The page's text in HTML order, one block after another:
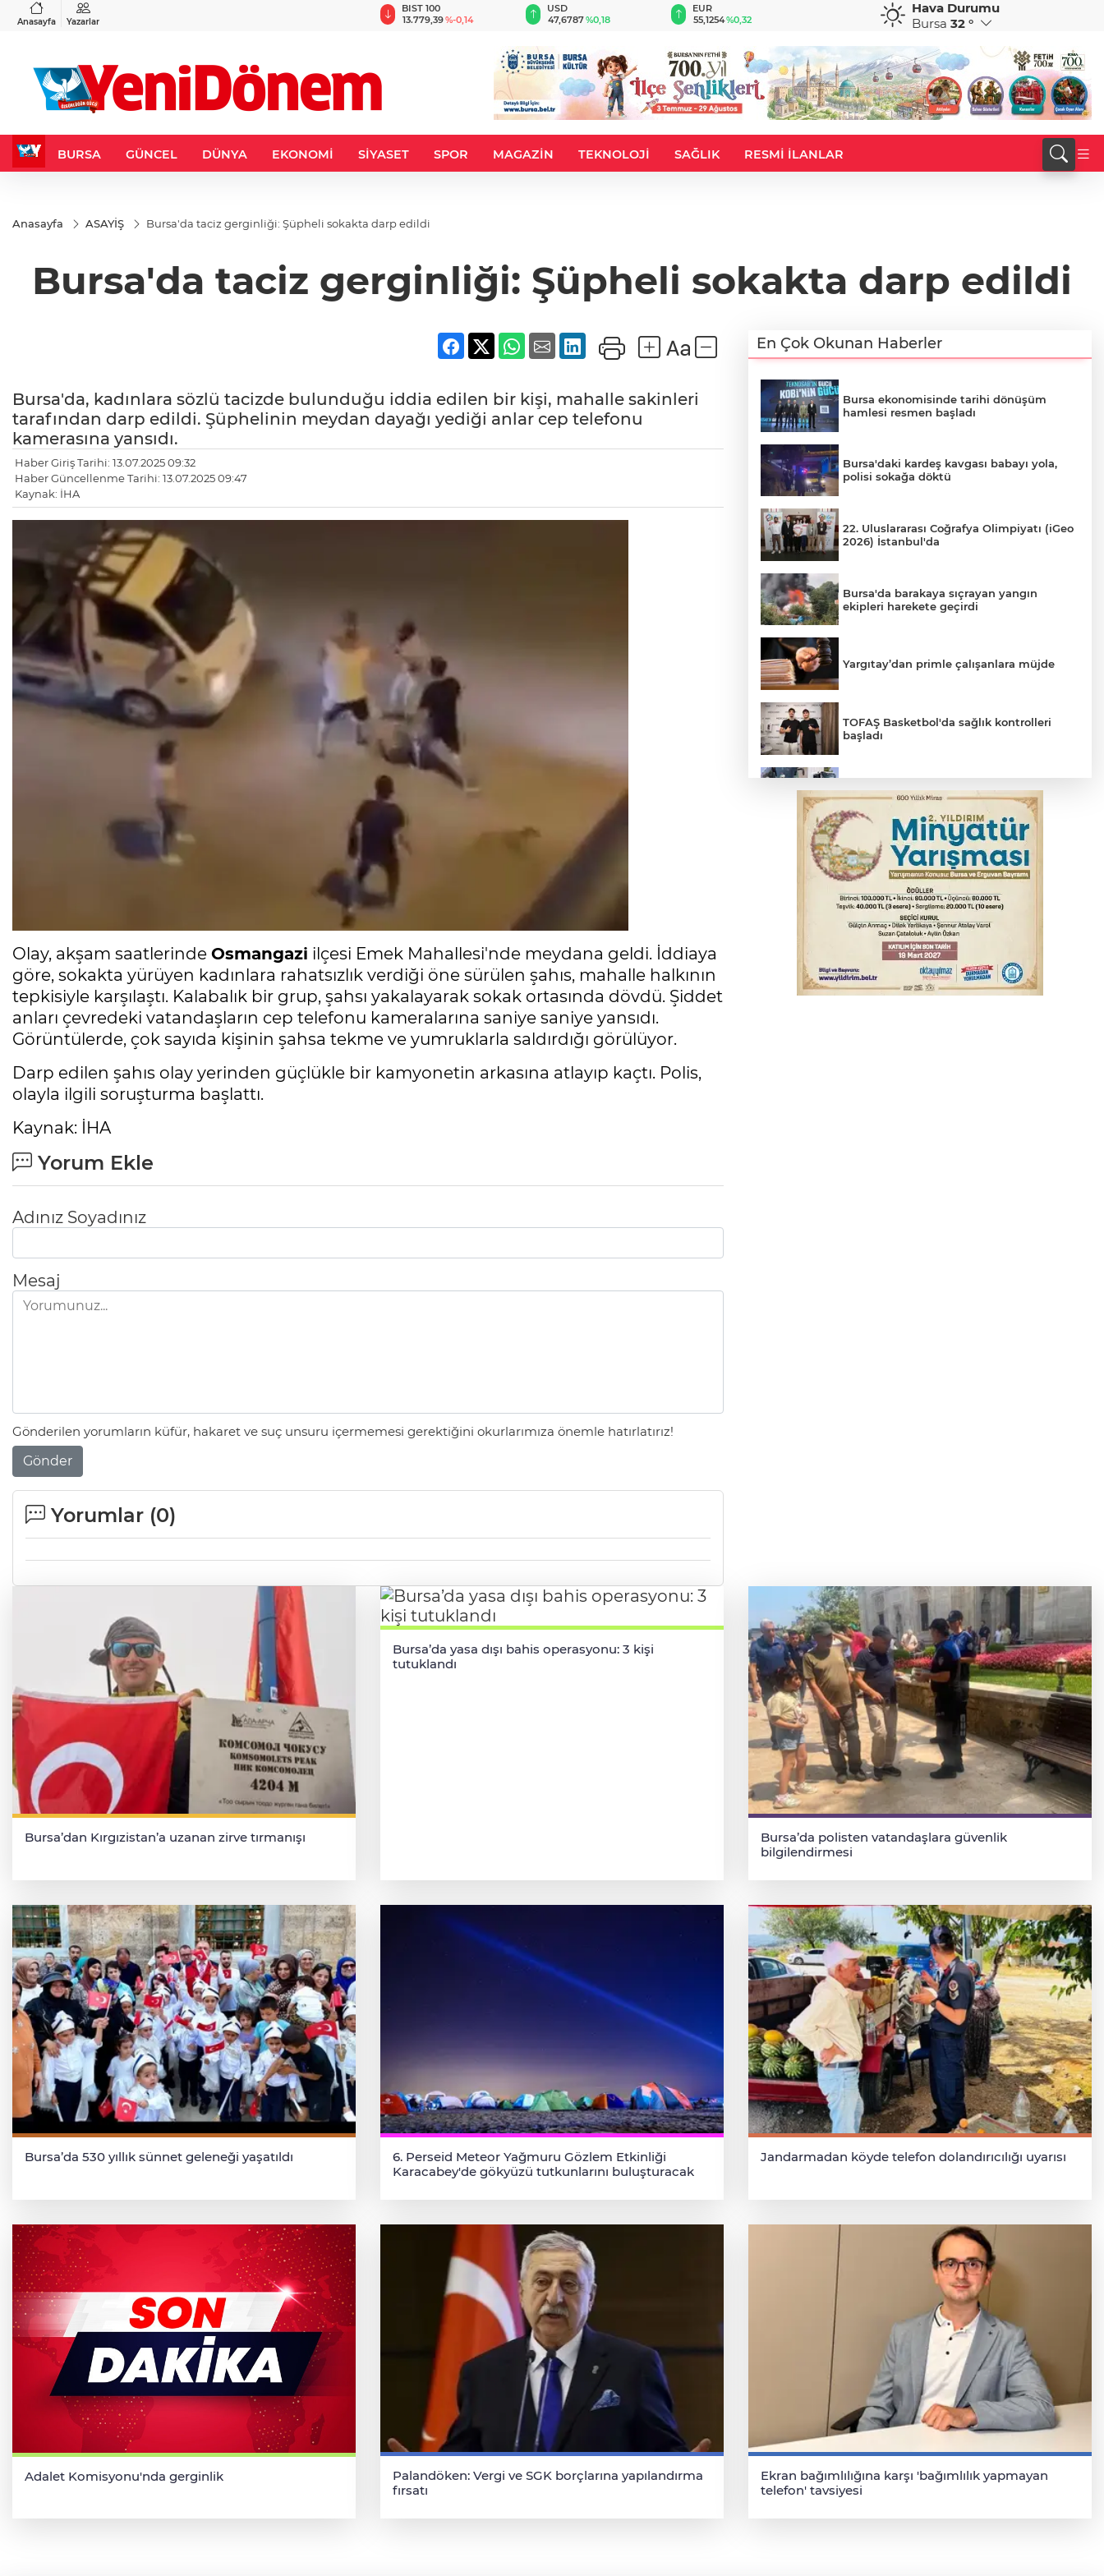
Anasayfa Yazarlar
%-0,22
BIST 100
13.779,39%-0,14
USD
47,6787%0,18
EUR
55,1254%0,32 %0,38
CHF
59,0083
Hava Durumu
Bursa 32 °
BURSA GÜNCEL DÜNYA EKONOMİ SİYASET SPOR MAGAZİN TEKNOLOJİ SAĞLIK RESMİ İLANLAR
Anasayfa ASAYİŞ Bursa'da taciz gerginliği: Şüpheli sokakta darp edildi
Bursa'da taciz gerginliği: Şüpheli sokakta darp edildi
Bursa'da, kadınlara sözlü tacizde bulunduğu iddia edilen bir kişi, mahalle sakinleri
tarafından darp edildi. Şüphelinin meydan dayağı yediği anlar cep telefonu
kamerasına yansıdı.
Haber Giriş Tarihi: 13.07.2025 09:32
Haber Güncellenme Tarihi: 13.07.2025 09:47
Kaynak: İHA
Olay, akşam saatlerinde Osmangazi ilçesi Emek Mahallesi'nde meydana geldi. İddiaya
göre, sokakta yürüyen kadınlara rahatsızlık verdiği öne sürülen şahıs, mahalle halkının
tepkisiyle karşılaştı. Kalabalık bir grup, şahsı yakalayarak sokak ortasında dövdü. Şiddet
anları çevredeki vatandaşların cep telefonu kameralarına saniye saniye yansıdı.
Görüntülerde, çok sayıda kişinin şahsa tekme ve yumruklarla saldırdığı görülüyor.
Darp edilen şahıs olay yerinden güçlükle bir kamyonetin arkasına atlayıp kaçtı. Polis,
olayla ilgili soruşturma başlattı.
Kaynak: İHA
Yorum Ekle
Adınız Soyadınız
Mesaj
Gönderilen yorumların küfür, hakaret ve suç unsuru içermemesi gerektiğini okurlarımıza önemle hatırlatırız!
Gönder
Yorumlar (0)
En Çok Okunan Haberler
Bursa ekonomisinde tarihi dönüşüm
hamlesi resmen başladı
Bursa'daki kardeş kavgası babayı yola,
polisi sokağa döktü
22. Uluslararası Coğrafya Olimpiyatı (iGeo
2026) İstanbul'da
Bursa'da barakaya sıçrayan yangın
ekipleri harekete geçirdi
Yargıtay’dan primle çalışanlara müjde
TOFAŞ Basketbol'da sağlık kontrolleri
başladı
kadın ağır yaralandı
2 katlı 24 kişilik işçi konteynerinde
yangın
Polisin 'dur' ihtarına uymadı, ceza
duvarına tosladı
Uludağ İçecek, 1. FC Nürnberg’in resmi
sponsoru oldu
Bursa’dan Kırgızistan’a uzanan zirve tırmanışı
Bursa’da yasa dışı bahis operasyonu: 3 kişi
tutuklandı
Bursa’da polisten vatandaşlara güvenlik
bilgilendirmesi
Bursa’da 530 yıllık sünnet geleneği yaşatıldı
6. Perseid Meteor Yağmuru Gözlem Etkinliği
Karacabey'de gökyüzü tutkunlarını buluşturacak
Jandarmadan köyde telefon dolandırıcılığı uyarısı
Adalet Komisyonu'nda gerginlik
Palandöken: Vergi ve SGK borçlarına yapılandırma
fırsatı
Ekran bağımlılığına karşı 'bağımlılık yapmayan
telefon' tavsiyesi